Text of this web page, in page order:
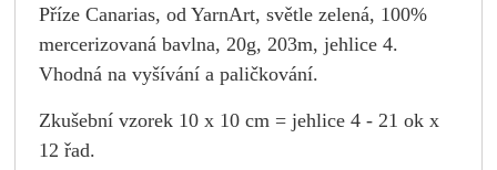
Příze Canarias, od YarnArt, světle zelená, 100%
mercerizovaná bavlna, 20g, 203m, jehlice 4.
Vhodná na vyšívání a paličkování.
Zkušební vzorek 10 x 10 cm = jehlice 4 - 21 ok x
12 řad.